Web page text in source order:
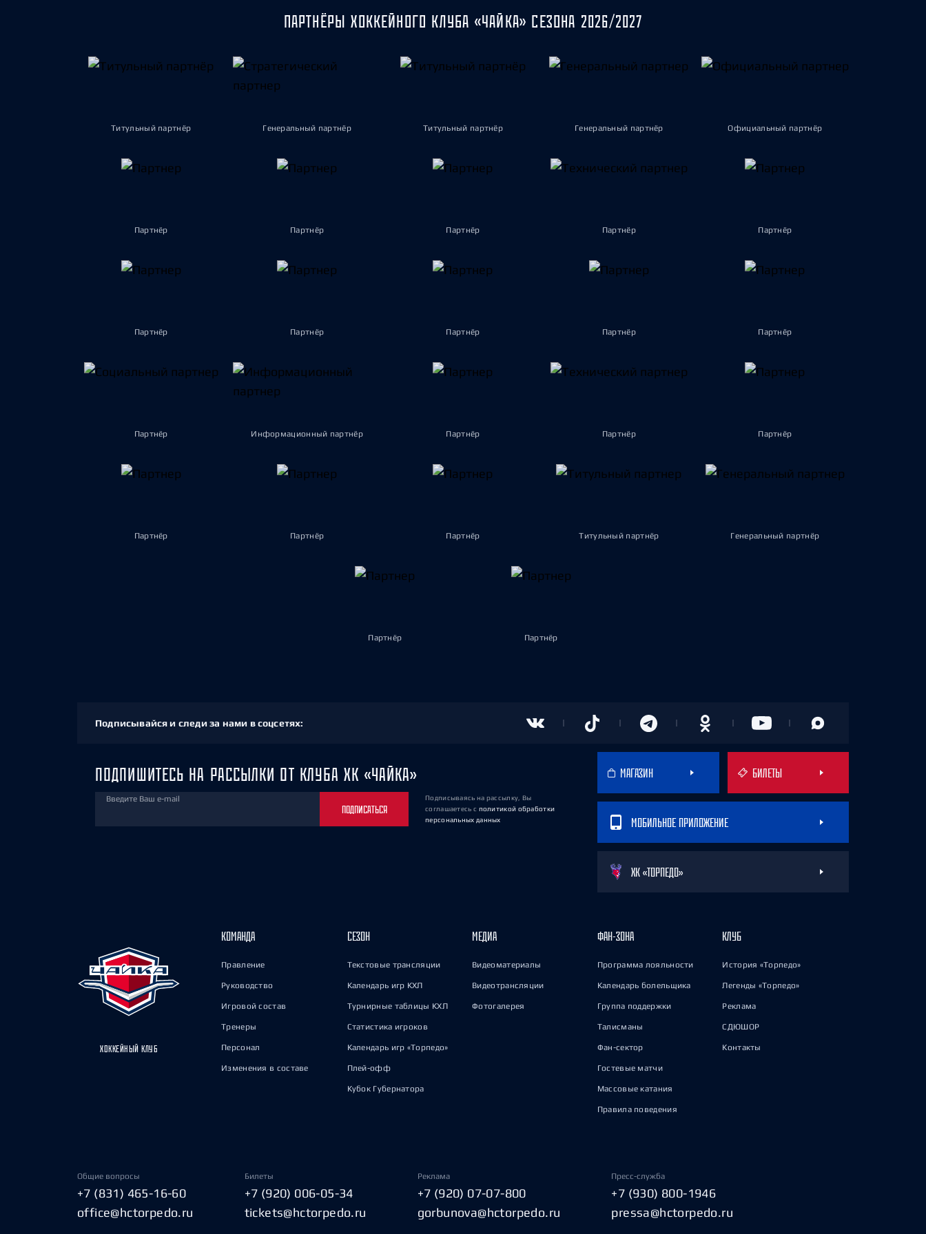
Шанхайские Драконы
Барыс
ПАРТНЁРЫ ХОККЕЙНОГО КЛУБА «ЧАЙКА» СЕЗОНА 2026/2027
Титульный партнёр Генеральный партнёр Титульный партнёр Генеральный партнёр Официальный партнёр
Партнёр Партнёр Партнёр Партнёр Партнёр
Партнёр Партнёр Партнёр Партнёр Партнёр
Партнёр Информационный партнёр Партнёр Партнёр Партнёр
Партнёр Партнёр Партнёр Титульный партнёр Генеральный партнёр
Партнёр Партнёр
Подписывайся и следи за нами в соцсетях:
ПОДПИШИТЕСЬ НА РАССЫЛКИ ОТ КЛУБА ХК «ЧАЙКА»
Введите Ваш e-mail
ПОДПИСАТЬСЯ
Подписываясь на рассылку, Вы
соглашаетесь с политикой обработки
персональных данных
МАГАЗИН БИЛЕТЫ
МОБИЛЬНОЕ ПРИЛОЖЕНИЕ
ХК «ТОРПЕДО»
ХОККЕЙНЫЙ КЛУБ
КОМАНДА
Правление
Руководство
Игровой состав
Тренеры
Персонал
Изменения в составе
СЕЗОН
Текстовые трансляции
Календарь игр КХЛ
Турнирные таблицы КХЛ
Статистика игроков
Календарь игр «Торпедо»
Плей-офф
Кубок Губернатора
МЕДИА
Видеоматериалы
Видеотрансляции
Фотогалерея
ФАН-ЗОНА
Программа лояльности
Календарь болельщика
Группа поддержки
Талисманы
Фан-сектор
Гостевые матчи
Массовые катания
Правила поведения
КЛУБ
История «Торпедо»
Легенды «Торпедо»
Реклама
СДЮШОР
Контакты
Общие вопросы
+7 (831) 465-16-60
office@hctorpedo.ru
Билеты
+7 (920) 006-05-34
tickets@hctorpedo.ru
Реклама
+7 (920) 07-07-800
gorbunova@hctorpedo.ru
Пресс-служба
+7 (930) 800-1946
pressa@hctorpedo.ru